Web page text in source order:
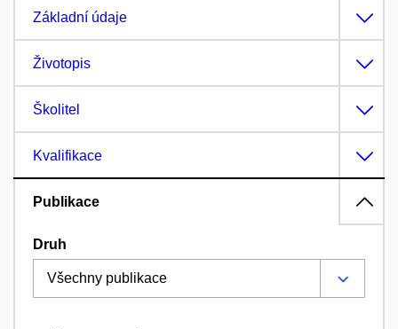
Základní údaje
Životopis
Školitel
Kvalifikace
Publikace
Druh